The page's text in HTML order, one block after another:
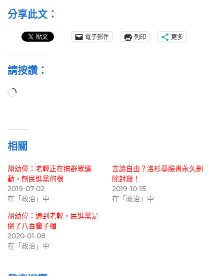
分享此文：
電子郵件 列印 更多
請按讚：
正
相關
胡幼偉：老韓正在搞群眾運
動，刨民進黨的根
2019-07-02
在「政治」中
言論自由？洛杉基臉書永久刪
除封殺！
2019-10-15
在「政治」中
胡幼偉：遇到老韓，民進黨是
倒了八百輩子楣
2020-01-08
在「政治」中